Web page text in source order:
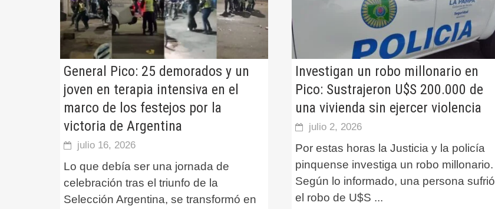
General Pico: 25 demorados y un
joven en terapia intensiva en el
marco de los festejos por la
victoria de Argentina
julio 16, 2026
Lo que debía ser una jornada de
celebración tras el triunfo de la
Selección Argentina, se transformó en
Investigan un robo millonario en
Pico: Sustrajeron U$S 200.000 de
una vivienda sin ejercer violencia
julio 2, 2026
Por estas horas la Justicia y la policía
pinquense investiga un robo millonario.
Según lo informado, una persona sufrió
el robo de U$S ...